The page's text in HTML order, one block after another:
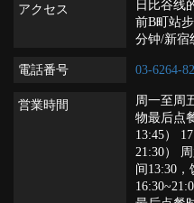
アクセス
日比谷线
前B町站
分钟/新宿
電話番号 03-6264-
営業時間
周一至周
物最后点
13:45）
21:30）
间13:30，